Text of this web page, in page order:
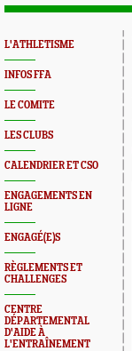
L'ATHLETISME
INFOS FFA
LE COMITE
LES CLUBS
CALENDRIER ET CSO
ENGAGEMENTS EN
LIGNE
ENGAGÉ(E)S
RÈGLEMENTS ET
CHALLENGES
CENTRE
DÉPARTEMENTAL
D'AIDE À
L'ENTRAÎNEMENT